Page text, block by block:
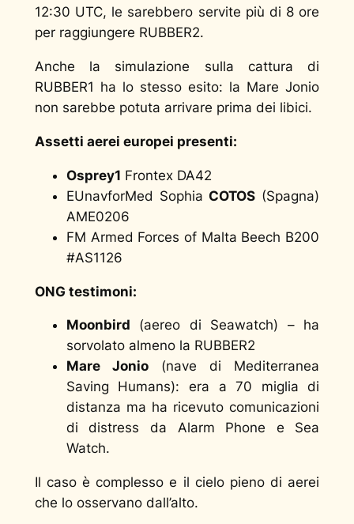
12:30 UTC, le sarebbero servite più di 8 ore
per raggiungere RUBBER2.
Anche la simulazione sulla cattura di
RUBBER1 ha lo stesso esito: la Mare Jonio
non sarebbe potuta arrivare prima dei libici.
Assetti aerei europei presenti:
Osprey1 Frontex DA42
EUnavforMed SophiaCOTOS (Spagna)
AME0206
FM Armed Forces of Malta Beech B200
#AS1126
ONG testimoni:
Moonbird (aereo di Seawatch) – ha
sorvolato almeno la RUBBER2
Mare Jonio(nave di Mediterranea
Saving Humans): era a 70 miglia di
distanza ma ha ricevuto comunicazioni
di distress da Alarm Phone e Sea
Watch.
Il caso è complesso e il cielo pieno di aerei
che lo osservano dall’alto.